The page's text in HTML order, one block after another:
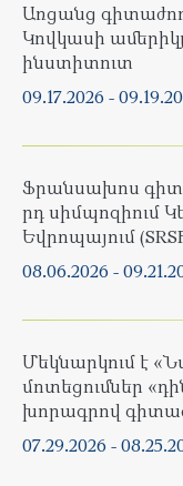
Առցանց
Կովկասի
ինստիտուտ
09.17.2026 -
Ֆրանսախոս
րդ սիմպոզիում
Եվրոպայում
08.06.2026 -
Մեկնարկում է
մոտեցումներ
խորագրով
07.29.2026 -